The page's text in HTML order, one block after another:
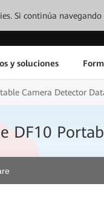
Si continúa
y soluciones
Camera Detector
DF10